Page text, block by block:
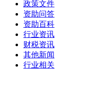
政策文件
资助问答
资助百科
行业资讯
财税资讯
其他新闻
行业相关